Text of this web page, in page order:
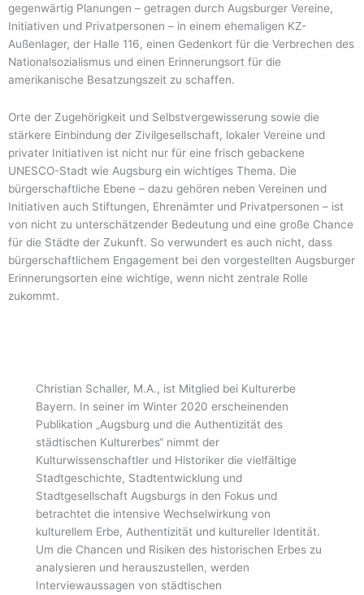
gegenwärtig Planungen – getragen durch Augsburger Vereine,
Initiativen und Privatpersonen – in einem ehemaligen KZ-
Außenlager, der Halle 116, einen Gedenkort für die Verbrechen des
Nationalsozialismus und einen Erinnerungsort für die
amerikanische Besatzungszeit zu schaffen.
Orte der Zugehörigkeit und Selbstvergewisserung sowie die
stärkere Einbindung der Zivilgesellschaft, lokaler Vereine und
privater Initiativen ist nicht nur für eine frisch gebackene
UNESCO-Stadt wie Augsburg ein wichtiges Thema. Die
bürgerschaftliche Ebene – dazu gehören neben Vereinen und
Initiativen auch Stiftungen, Ehrenämter und Privatpersonen – ist
von nicht zu unterschätzender Bedeutung und eine große Chance
für die Städte der Zukunft. So verwundert es auch nicht, dass
bürgerschaftlichem Engagement bei den vorgestellten Augsburger
Erinnerungsorten eine wichtige, wenn nicht zentrale Rolle
zukommt.
Christian Schaller, M.A., ist Mitglied bei Kulturerbe
Bayern. In seiner im Winter 2020 erscheinenden
Publikation „Augsburg und die Authentizität des
städtischen Kulturerbes“ nimmt der
Kulturwissenschaftler und Historiker die vielfältige
Stadtgeschichte, Stadtentwicklung und
Stadtgesellschaft Augsburgs in den Fokus und
betrachtet die intensive Wechselwirkung von
kulturellem Erbe, Authentizität und kultureller Identität.
Um die Chancen und Risiken des historischen Erbes zu
analysieren und herauszustellen, werden
Interviewaussagen von städtischen